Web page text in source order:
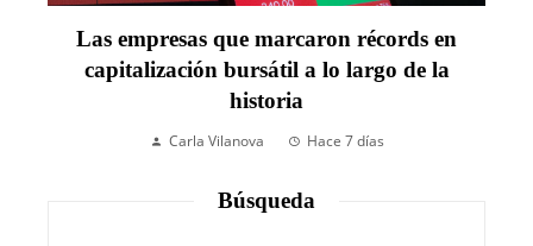
Las empresas que marcaron récords en
capitalización bursátil a lo largo de la
historia
Carla Vilanova Hace 7 días
Búsqueda